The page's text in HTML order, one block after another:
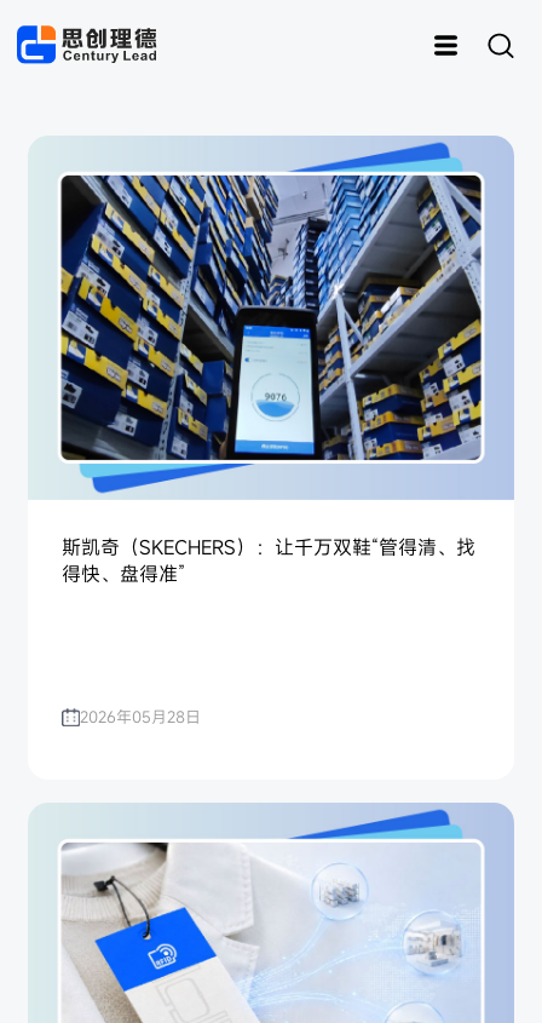
运动 女装 男装 快时尚
童装
内衣
皮具 鞋子 样衣
思创RFID 灵创RFID
样衣管理
资产管理
斯凯奇（SKECHERS）：让千万双鞋“管得清、找
得快、盘得准”
2026年05月28日